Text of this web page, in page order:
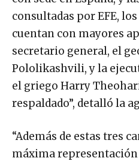
consultadas por EFE,
cuentan con mayores
secretario general, el
Pololikashvili, y la
el griego Harry
respaldado”, detalló la
“Además de estas tres
máxima representación